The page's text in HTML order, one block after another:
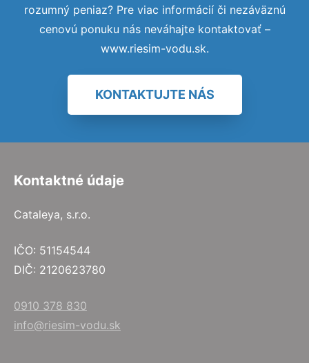
rozumný peniaz? Pre viac informácií či nezáväznú
cenovú ponuku nás neváhajte kontaktovať –
www.riesim-vodu.sk.
KONTAKTUJTE NÁS
Kontaktné údaje
Cataleya, s.r.o.
IČO: 51154544
DIČ: 2120623780
0910 378 830
info@riesim-vodu.sk